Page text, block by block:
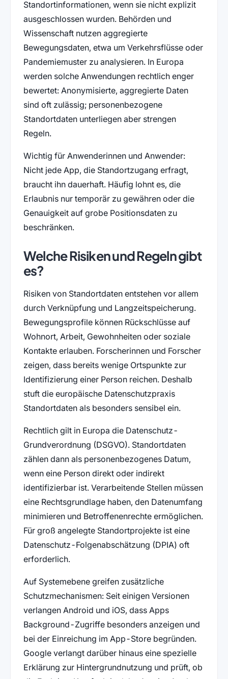
Standortinformationen, wenn sie nicht explizit
ausgeschlossen wurden. Behörden und
Wissenschaft nutzen aggregierte
Bewegungsdaten, etwa um Verkehrsflüsse oder
Pandemiemuster zu analysieren. In Europa
werden solche Anwendungen rechtlich enger
bewertet: Anonymisierte, aggregierte Daten
sind oft zulässig; personenbezogene
Standortdaten unterliegen aber strengen
Regeln.
Wichtig für Anwenderinnen und Anwender:
Nicht jede App, die Standortzugang erfragt,
braucht ihn dauerhaft. Häufig lohnt es, die
Erlaubnis nur temporär zu gewähren oder die
Genauigkeit auf grobe Positionsdaten zu
beschränken.
Welche Risiken und Regeln gibt
es?
Risiken von Standortdaten entstehen vor allem
durch Verknüpfung und Langzeitspeicherung.
Bewegungsprofile können Rückschlüsse auf
Wohnort, Arbeit, Gewohnheiten oder soziale
Kontakte erlauben. Forscherinnen und Forscher
zeigen, dass bereits wenige Ortspunkte zur
Identifizierung einer Person reichen. Deshalb
stuft die europäische Datenschutzpraxis
Standortdaten als besonders sensibel ein.
Rechtlich gilt in Europa die Datenschutz-
Grundverordnung (DSGVO). Standortdaten
zählen dann als personenbezogenes Datum,
wenn eine Person direkt oder indirekt
identifizierbar ist. Verarbeitende Stellen müssen
eine Rechtsgrundlage haben, den Datenumfang
minimieren und Betroffenenrechte ermöglichen.
Für groß angelegte Standortprojekte ist eine
Datenschutz-Folgenabschätzung (DPIA) oft
erforderlich.
Auf Systemebene greifen zusätzliche
Schutzmechanismen: Seit einigen Versionen
verlangen Android und iOS, dass Apps
Background-Zugriffe besonders anzeigen und
bei der Einreichung im App-Store begründen.
Google verlangt darüber hinaus eine spezielle
Erklärung zur Hintergrundnutzung und prüft, ob